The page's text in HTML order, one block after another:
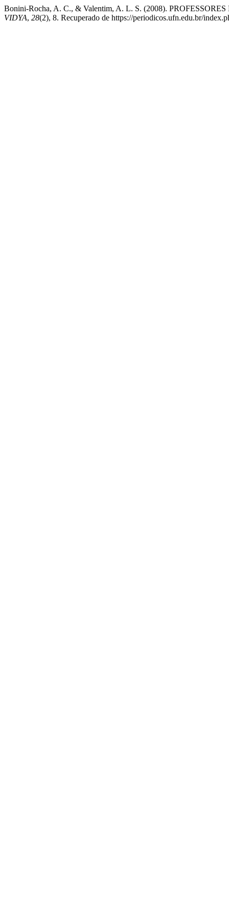
Bonini-Rocha, A. C., & Valentim, A. L. S. (2008).
VIDYA, 28(2), 8. Recuperado de https://periodicos.ufn.edu.br/